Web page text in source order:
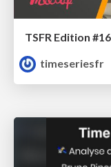
timeseriesfr